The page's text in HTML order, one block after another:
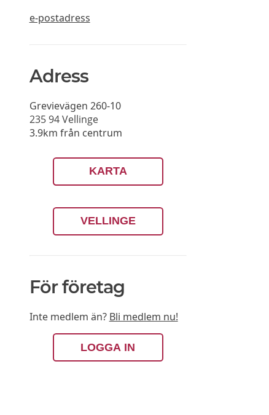
e-postadress
Adress
Grevievägen 260-10
235 94 Vellinge
3.9km från centrum
KARTA
VELLINGE
För företag
Inte medlem än? Bli medlem nu!
LOGGA IN